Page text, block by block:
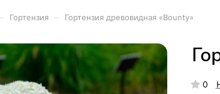
Гортензия Гортензия древовидная «Bounty»
0